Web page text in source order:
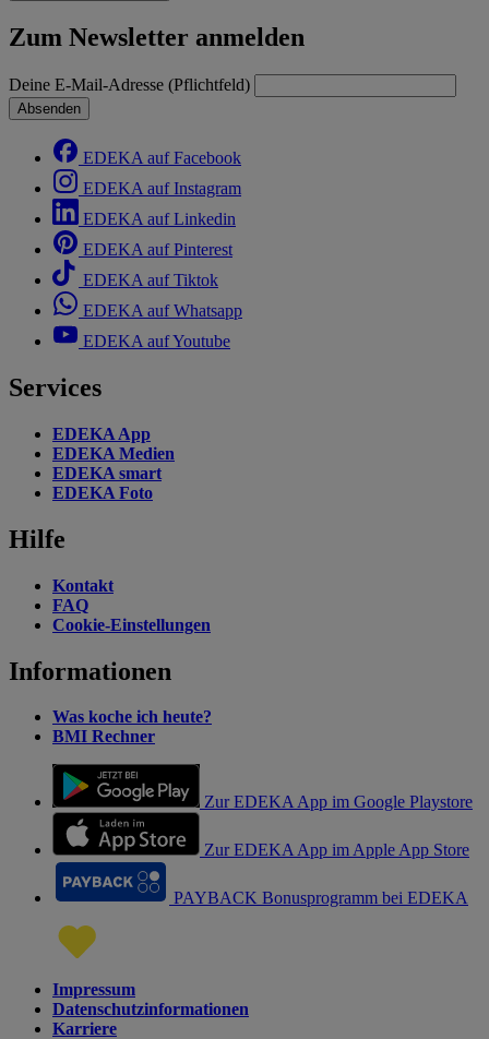
Zum Newsletter anmelden
Deine E-Mail-Adresse (Pflichtfeld)
Absenden
EDEKA auf Facebook
EDEKA auf Instagram
EDEKA auf Linkedin
EDEKA auf Pinterest
EDEKA auf Tiktok
EDEKA auf Whatsapp
EDEKA auf Youtube
Services
EDEKA App
EDEKA Medien
EDEKA smart
EDEKA Foto
Hilfe
Kontakt
FAQ
Cookie-Einstellungen
Informationen
Was koche ich heute?
BMI Rechner
Zur EDEKA App im Google Playstore
Zur EDEKA App im Apple App Store
PAYBACK Bonusprogramm bei EDEKA
Impressum
Datenschutzinformationen
Karriere